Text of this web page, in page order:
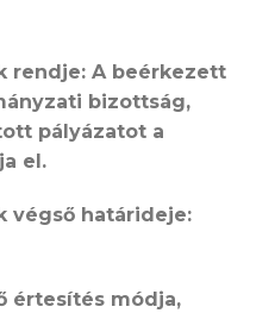
rendje: A beérkezett
bizottság,
pályázatot a
el.
végső határideje:
értesítés módja,